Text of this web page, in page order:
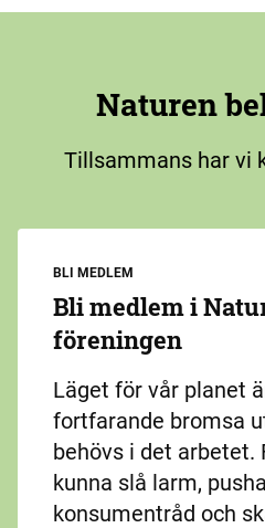
Naturen
Tillsammans har vi
BLI MEDLEM
Bli medlem i
föreningen
Läget för vår planet
fortfarande bromsa
behövs i det arbetet.
kunna slå larm,
konsumentråd och